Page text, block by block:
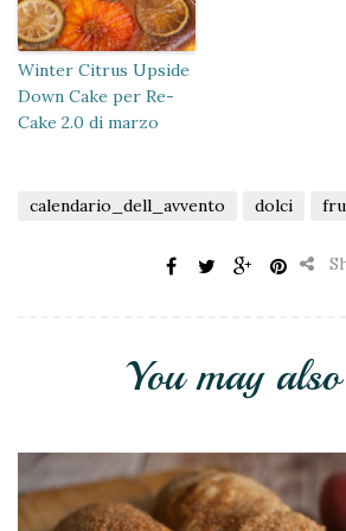
Winter Citrus Upside
Down Cake per Re-
Cake 2.0 di marzo
calendario_dell_avvento dolci
You may